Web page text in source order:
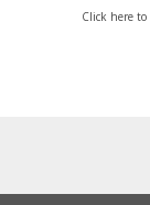
Click here to